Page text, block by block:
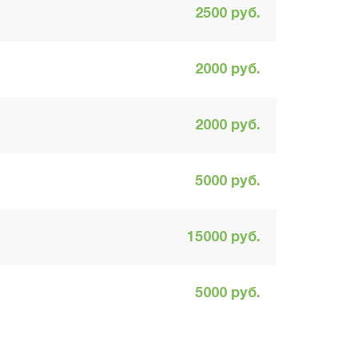
2500 руб.
2000 руб.
2000 руб.
5000 руб.
15000 руб.
5000 руб.